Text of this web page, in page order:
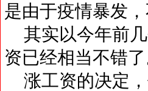
是由于疫情暴发
其实以今年前几
资已经相当不错了
涨工资的决定，